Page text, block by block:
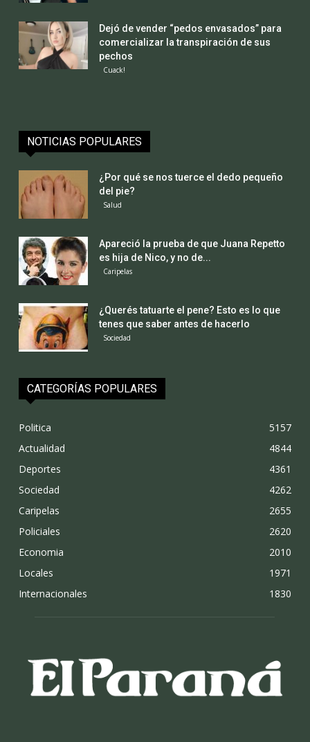
Dejó de vender “pedos envasados” para
comercializar la transpiración de sus
pechos
Cuack!
NOTICIAS POPULARES
¿Por qué se nos tuerce el dedo pequeño
del pie?
Salud
Apareció la prueba de que Juana Repetto
es hija de Nico, y no de...
Caripelas
¿Querés tatuarte el pene? Esto es lo que
tenes que saber antes de hacerlo
Sociedad
CATEGORÍAS POPULARES
Politica
5157
Actualidad
4844
Deportes
4361
Sociedad
4262
Caripelas
2655
Policiales
2620
Economia
2010
Locales
1971
Internacionales
1830